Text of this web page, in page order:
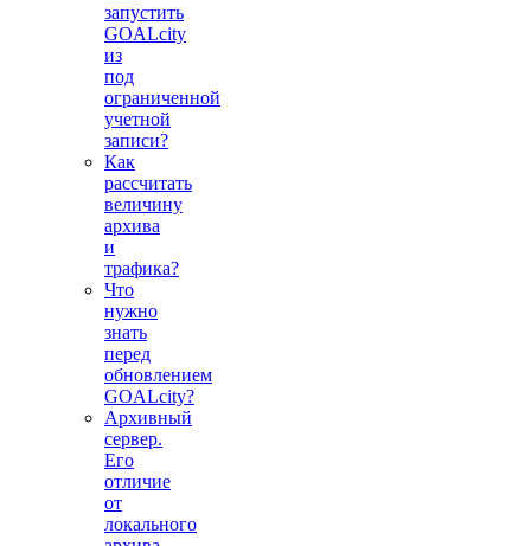
запустить
GOALcity
из
под
ограниченной
учетной
записи?
Как
рассчитать
величину
архива
и
трафика?
Что
нужно
знать
перед
обновлением
GOALcity?
Архивный
сервер.
Его
отличие
от
локального